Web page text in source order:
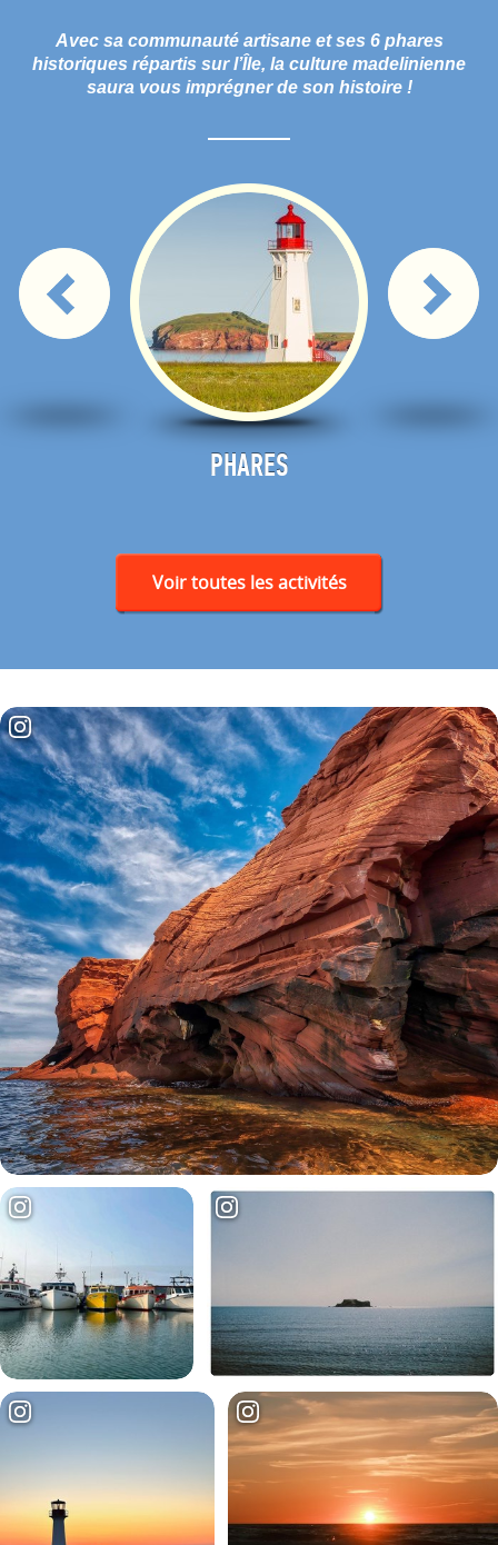
Avec sa communauté artisane et ses 6 phares
historiques répartis sur l’Île, la culture madelinienne
saura vous imprégner de son histoire !
PHARES
Voir toutes les activités